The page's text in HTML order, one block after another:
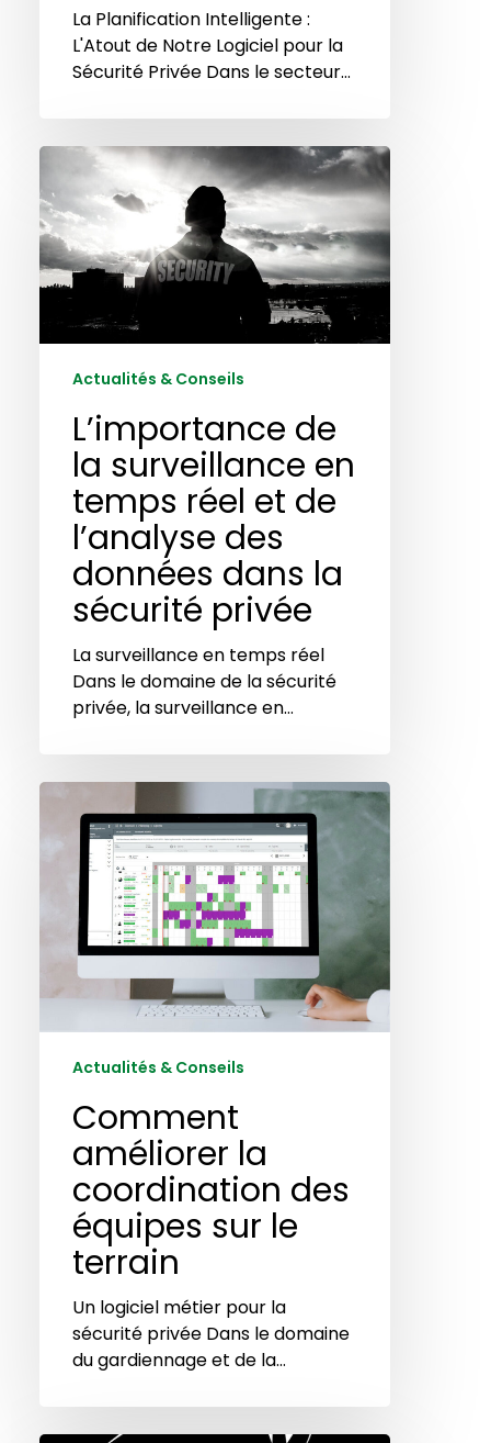
La Planification Intelligente :
L'Atout de Notre Logiciel pour la
Sécurité Privée Dans le secteur…
L’importance
la
surveillance
en
temps
et
données
dans
sécurité
privée
Actualités & Conseils
L’importance de
la surveillance en
temps réel et de
l’analyse des
données dans la
sécurité privée
La surveillance en temps réel
Dans le domaine de la sécurité
privée, la surveillance en…
Comment
améliorer
coordination
des
équipes
terrain
Actualités & Conseils
Comment
améliorer la
coordination des
équipes sur le
terrain
Un logiciel métier pour la
sécurité privée Dans le domaine
du gardiennage et de la…